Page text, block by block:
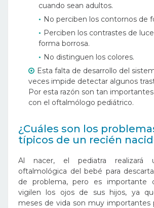
cuando sean adultos.
No perciben los contornos de
Perciben los contrastes de
forma borrosa.
No distinguen los colores.
Esta falta de desarrollo del
veces impide detectar algunos
Por esta razón son tan
con el oftalmólogo pediátrico.
¿Cuáles son los
típicos de un recién
Al nacer, el pediatra realizará
oftalmológica del bebé para
de problema, pero es importante
vigilen los ojos de sus hijos, ya
meses de vida son muy importantes